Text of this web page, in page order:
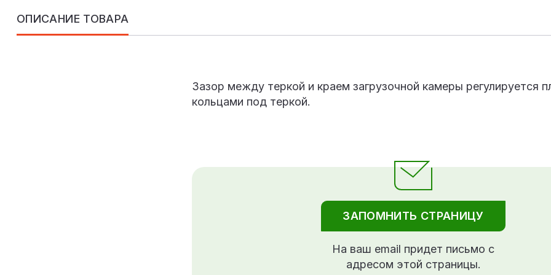
ОПИСАНИЕ ТОВАРА
Зазор между теркой и краем загрузочной камеры регулируется
кольцами под теркой.
ЗАПОМНИТЬ СТРАНИЦУ
На ваш email придет письмо с
адресом этой страницы.